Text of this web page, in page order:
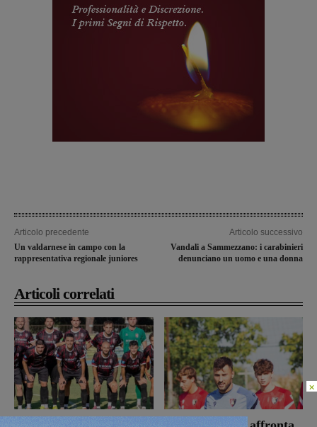
Articolo precedente
Un valdarnese in campo con la
rappresentativa regionale juniores
Articolo successivo
Vandali a Sammezzano: i carabinieri
denunciano un uomo e una donna
Articoli correlati
×